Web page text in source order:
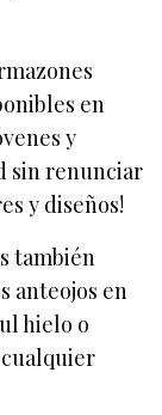
en
y
sin renunciar
y diseños!
también
anteojos en
hielo o